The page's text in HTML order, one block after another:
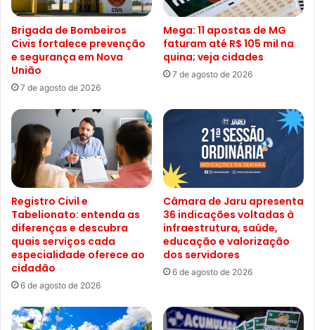
Brigada de Bombeiros
Civis fortalece prevenção
e segurança em Nova
União
7 de agosto de 2026
Mega: 11 apostas de MG
faturam até R$ 105 mil na
quina; veja cidades
7 de agosto de 2026
Registro Civil e
Tabelionato: entenda as
diferenças e descubra
quais serviços cada
especialidade oferece ao
cidadão
6 de agosto de 2026
Câmara de Jaru apresenta
36 indicações voltadas à
infraestrutura, saúde,
educação e valorização
dos servidores
6 de agosto de 2026